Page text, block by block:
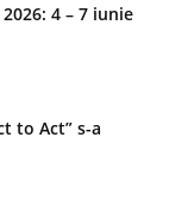
4 – 7 iunie
to Act” s-a